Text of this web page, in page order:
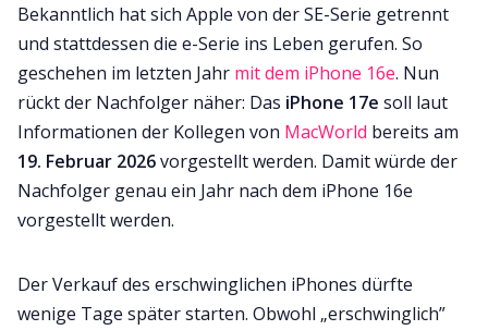
Bekanntlich hat sich Apple von der SE-Serie getrennt
und stattdessen die e-Serie ins Leben gerufen. So
geschehen im letzten Jahr mit dem iPhone 16e. Nun
rückt der Nachfolger näher: Das iPhone 17e soll laut
Informationen der Kollegen von MacWorld bereits am
19. Februar 2026vorgestellt werden. Damit würde der
Nachfolger genau ein Jahr nach dem iPhone 16e
vorgestellt werden.
Der Verkauf des erschwinglichen iPhones dürfte
wenige Tage später starten. Obwohl „erschwinglich”